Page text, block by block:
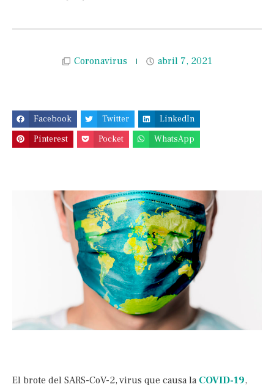
Coronavirus abril 7, 2021
Facebook Twitter
LinkedIn
Pinterest
Pocket WhatsApp
El brote del SARS-CoV-2, virus que causa la COVID-19,